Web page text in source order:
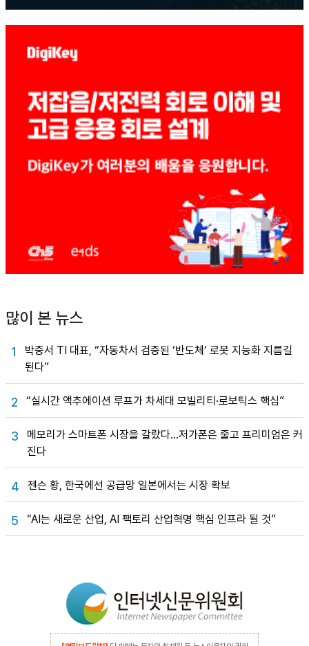
많이 본 뉴스
1
박중서 TI 대표, “자동차서 검증된 ‘반도체’ 로봇 지능화 지름길
된다”
2 “실시간 액추에이션 루프가 차세대 모빌리티·로보틱스 핵심”
3
메모리가 스마트폰 시장을 갈랐다…저가폰은 줄고 프리미엄은 커
진다
4 젠슨 황, 한국에선 공급망 일본에서는 시장 확보
5 “AI는 새로운 산업, AI 팩토리 산업혁명 핵심 인프라 될 것”